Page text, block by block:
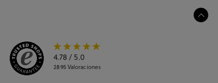
4.78 / 5.0
2895Valoraciones